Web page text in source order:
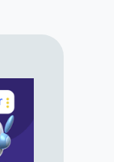
ilbet canlı